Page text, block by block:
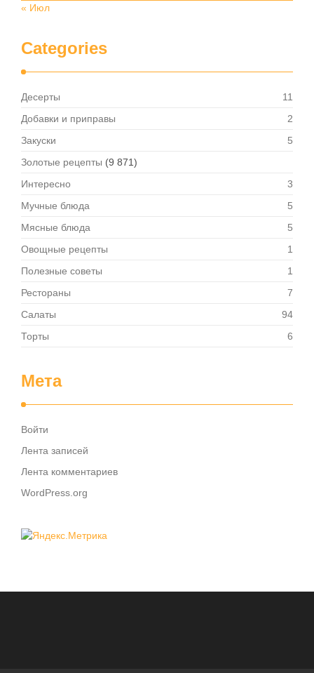
« Июл
Categories
Десерты
11
Добавки и приправы
2
Закуски
5
Золотые рецепты (9 871)
Интересно
3
Мучные блюда
5
Мясные блюда
5
Овощные рецепты
1
Полезные советы
1
Рестораны
7
Салаты
94
Торты
6
Мета
Войти
Лента записей
Лента комментариев
WordPress.org